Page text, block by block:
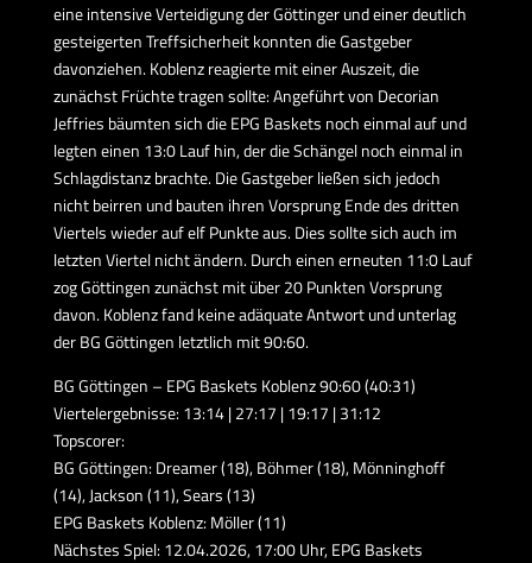
eine intensive Verteidigung der Göttinger und einer deutlich
gesteigerten Treffsicherheit konnten die Gastgeber
davonziehen. Koblenz reagierte mit einer Auszeit, die
zunächst Früchte tragen sollte: Angeführt von Decorian
Jeffries bäumten sich die EPG Baskets noch einmal auf und
legten einen 13:0 Lauf hin, der die Schängel noch einmal in
Schlagdistanz brachte. Die Gastgeber ließen sich jedoch
nicht beirren und bauten ihren Vorsprung Ende des dritten
Viertels wieder auf elf Punkte aus. Dies sollte sich auch im
letzten Viertel nicht ändern. Durch einen erneuten 11:0 Lauf
zog Göttingen zunächst mit über 20 Punkten Vorsprung
davon. Koblenz fand keine adäquate Antwort und unterlag
der BG Göttingen letztlich mit 90:60.
BG Göttingen – EPG Baskets Koblenz 90:60 (40:31)
Viertelergebnisse: 13:14 | 27:17 | 19:17 | 31:12
Topscorer:
BG Göttingen: Dreamer (18), Böhmer (18), Mönninghoff
(14), Jackson (11), Sears (13)
EPG Baskets Koblenz: Möller (11)
Nächstes Spiel: 12.04.2026, 17:00 Uhr, EPG Baskets